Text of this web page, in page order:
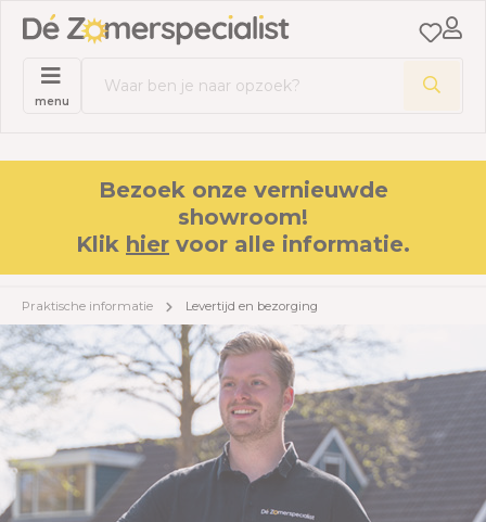
menu
Bezoek onze vernieuwde
showroom!
Klik hier voor alle informatie.
Praktische informatie Levertijd en bezorging